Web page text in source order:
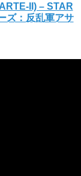
II) – STAR
ズ：反乱軍アサ